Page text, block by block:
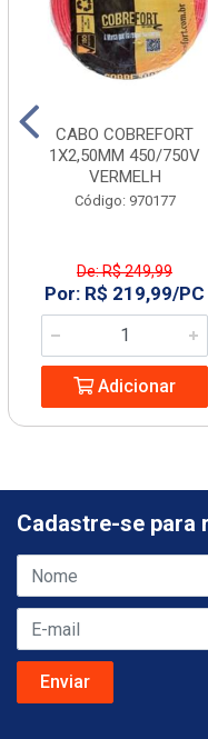
CABO COBREFORT
1X2,50MM 450/750V
VERMELH
Código: 970177
De: R$ 249,99
Por: R$ 219,99/PC
Adicionar
Cadastre-se para